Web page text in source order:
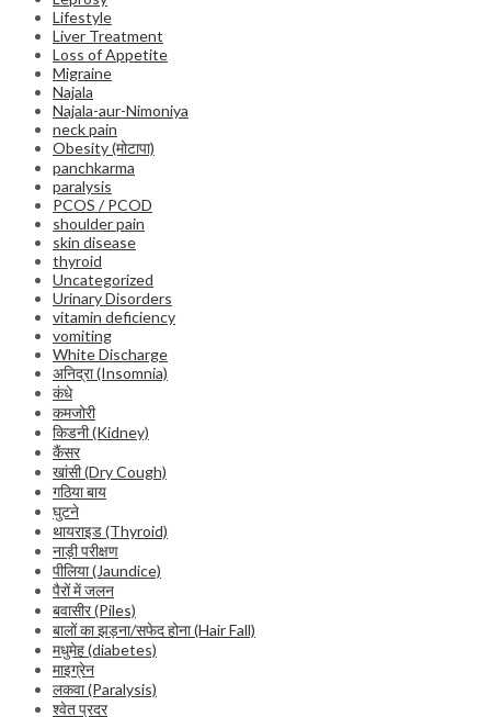
Lifestyle
Liver Treatment
Loss of Appetite
Migraine
Najala
Najala-aur-Nimoniya
neck pain
Obesity (मोटापा)
panchkarma
paralysis
PCOS / PCOD
shoulder pain
skin disease
thyroid
Uncategorized
Urinary Disorders
vitamin deficiency
vomiting
White Discharge
अनिद्रा (Insomnia)
कंधे
कमजोरी
किडनी (Kidney)
कैंसर
खांसी (Dry Cough)
गठिया बाय
घुटने
थायराइड (Thyroid)
नाड़ी परीक्षण
पीलिया (Jaundice)
पैरों में जलन
बवासीर (Piles)
बालों का झड़ना/सफेद होना (Hair Fall)
मधुमेह (diabetes)
माइग्रेन
लकवा (Paralysis)
श्वेत प्रदर